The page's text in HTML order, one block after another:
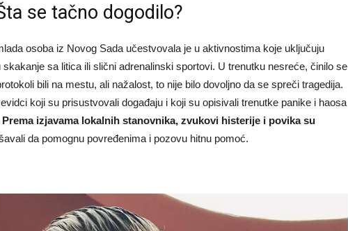
se tačno dogodilo?
osoba iz Novog Sada učestvovala je u aktivnostima koje uključuju
sa litica ili slični adrenalinski sportovi. U trenutku nesreće, činilo se
bili na mestu, ali nažalost, to nije bilo dovoljno da se spreči tragedija.
koji su prisustvovali događaju i koji su opisivali trenutke panike i haosa
Prema izjavama lokalnih stanovnika, zvukovi histerije i povika su
da pomognu povređenima i pozovu hitnu pomoć.